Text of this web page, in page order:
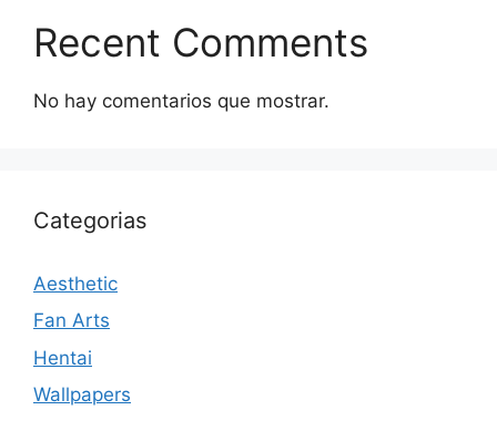
Recent Comments
No hay comentarios que mostrar.
Categorias
Aesthetic
Fan Arts
Hentai
Wallpapers